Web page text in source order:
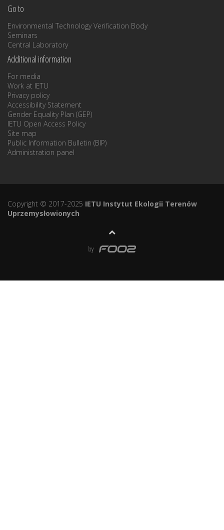
Go to
Environmental Technology Verification Body
Seminars
Central Laboratory
Additional information
For media
Work at IETU
Privacy policy
Accessibility Statement
Gender Equality Plan (GEP)
IETU Open Access Policy
Site map
Public Information Bulletin (BIP)
Administration panel
Copyright © 2017-2025 IETU Instytut Ekologii Terenów
Uprzemysłowionych